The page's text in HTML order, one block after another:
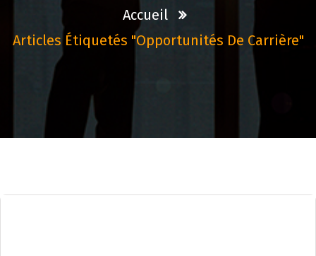
Accueil
Articles Étiquetés "opportunités De Carrière"